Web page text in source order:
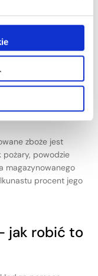
wilgotności
przed
koszty. Koszt
od metody
zboże jest
pożary, powodzie
magazynowanego
procent jego
jak robić to